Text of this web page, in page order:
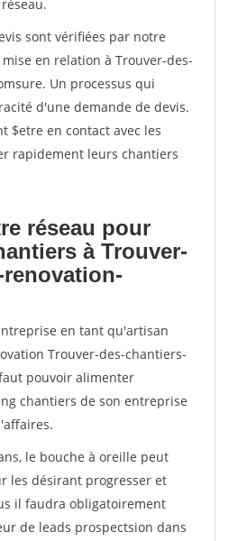
sont vérifiées par notre
en relation à Trouver-des-
Un processus qui
d'une demande de devis.
$etre en contact avec les
rapidement leurs chantiers
réseau pour
à Trouver-
en tant qu'artisan
Trouver-des-chantiers-
pouvoir alimenter
chantiers de son entreprise
le bouche à oreille peut
les désirant progresser et
il faudra obligatoirement
de leads prospectsion dans